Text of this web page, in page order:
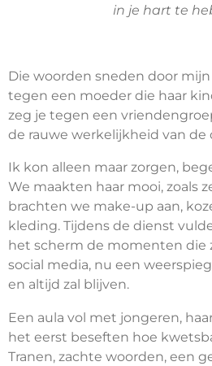
in je hart te
Die woorden sneden door
tegen een moeder die haar
zeg je tegen een
de rauwe werkelijkheid van de
Ik kon alleen maar zorgen,
We maakten haar mooi, zoals
brachten we make-up aan,
kleding. Tijdens de dienst
het scherm de momenten die
social media, nu een
en altijd zal blijven.
Een aula vol met jongeren,
het eerst beseften hoe
Tranen, zachte woorden, een